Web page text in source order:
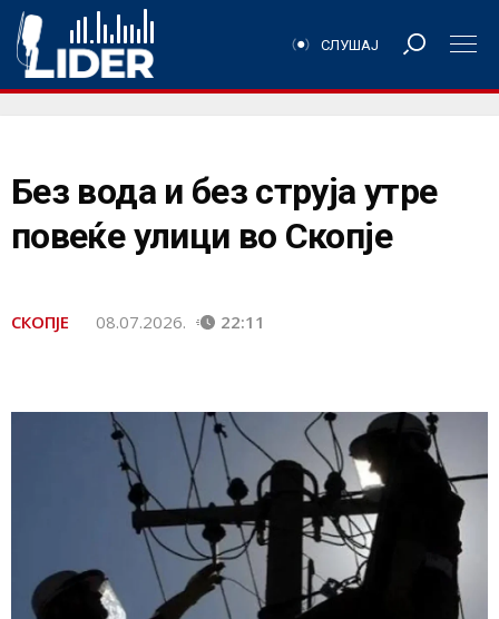
СЛУШАЈ
Без вода и без струја утре
повеќе улици во Скопје
СКОПЈЕ 08.07.2026. 22:11